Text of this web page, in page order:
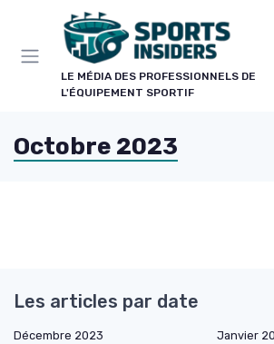
LE MÉDIA DES PROFESSIONNELS DE
L'ÉQUIPEMENT SPORTIF
Octobre 2023
Les articles par date
Décembre 2023
Janvier
Panneau de gestion des cookies